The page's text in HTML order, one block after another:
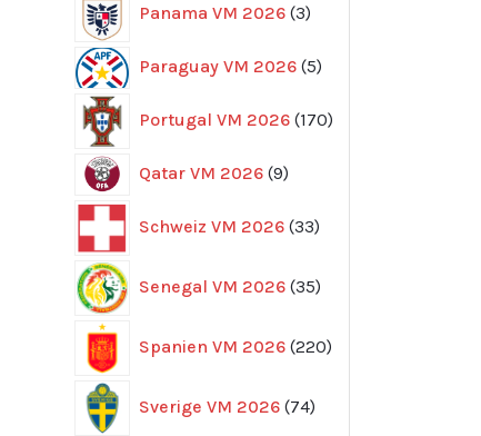
Panama VM 2026 3
produkter
Paraguay VM 2026 55
Portugal VM 2026 170
produkter
Qatar VM 2026 99
Schweiz VM 2026 33
produkter
Senegal VM 2026 35
produkter
Spanien VM 2026 220
produkter
Sverige VM 2026 74
produkter